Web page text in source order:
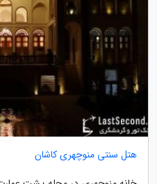
هتل سنتی منوچهری کاشان